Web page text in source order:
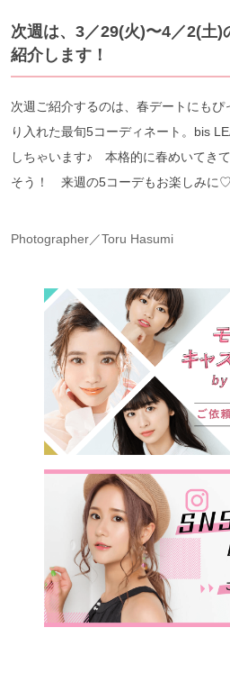
次週は、3／29(火)〜4／2(土)
紹介します！
次週ご紹介するのは、春デートにも
り入れた最旬5コーディネート。bis
しちゃいます♪ 本格的に春めいてき
そう！ 来週の5コーデもお楽しみに♡
Photographer／Toru Hasumi